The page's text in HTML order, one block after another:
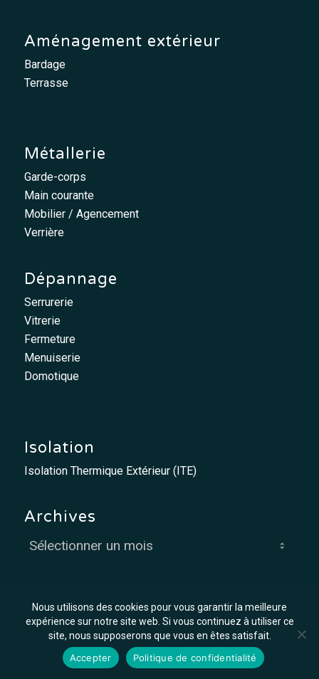
Aménagement extérieur
Bardage
Terrasse
Métallerie
Garde-corps
Main courante
Mobilier / Agencement
Verrière
Dépannage
Serrurerie
Vitrerie
Fermeture
Menuiserie
Domotique
Isolation
Isolation Thermique Extérieur (ITE)
Archives
© MCO - Mis à flot parGraph'in !
Offres d’emploi
Mentions légales
Conditions générales de vente et d’exécution des travaux
Nous utilisons des cookies pour vous garantir la meilleure
expérience sur notre site web. Si vous continuez à utiliser ce
site, nous supposerons que vous en êtes satisfait.
Accepter
Politique de confidentialité